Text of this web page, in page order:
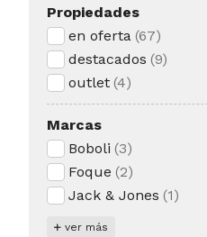
Propiedades
en oferta (67)
destacados (9)
outlet (4)
Marcas
Boboli (3)
Foque (2)
Jack & Jones (1)
ver más